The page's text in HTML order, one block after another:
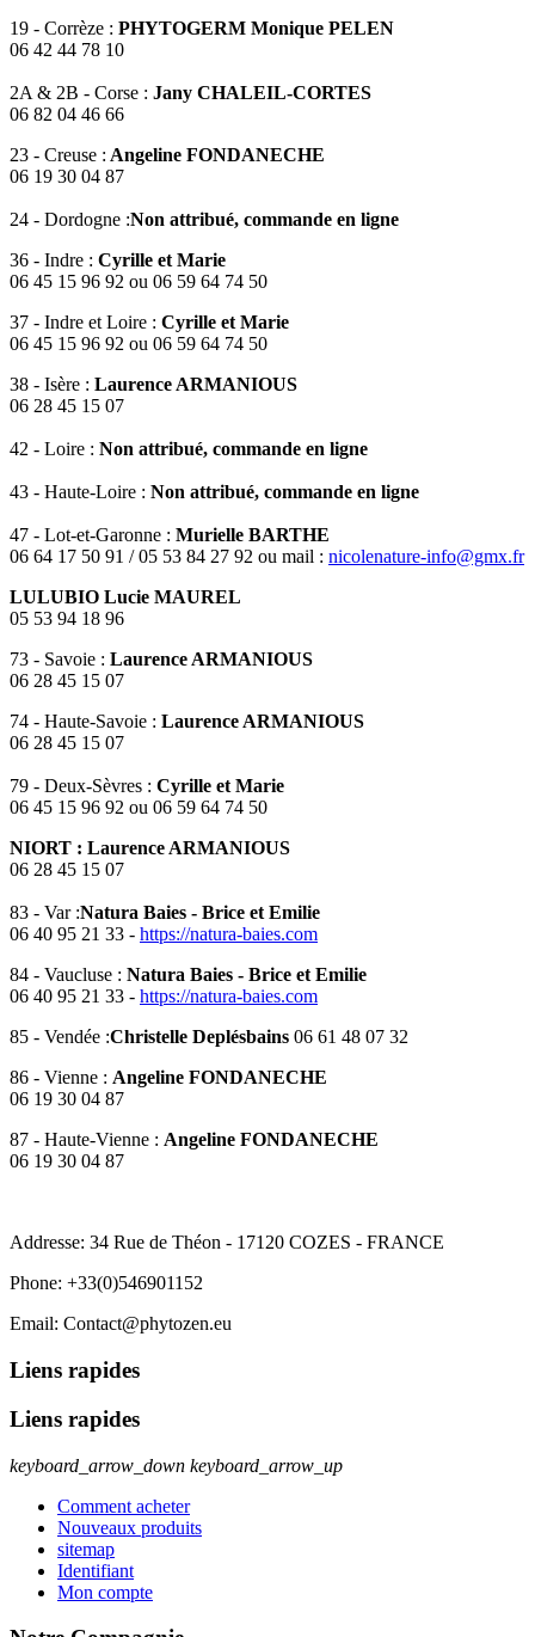
19 - Corrèze : PHYTOGERM Monique PELEN
06 42 44 78 10
2A & 2B - Corse : Jany CHALEIL-CORTES
06 82 04 46 66
23 - Creuse : Angeline FONDANECHE
06 19 30 04 87
24 - Dordogne :Non attribué, commande en ligne
36 - Indre : Cyrille et Marie
06 45 15 96 92 ou 06 59 64 74 50
37 - Indre et Loire : Cyrille et Marie
06 45 15 96 92 ou 06 59 64 74 50
38 - Isère : Laurence ARMANIOUS
06 28 45 15 07
42 - Loire : Non attribué, commande en ligne
43 - Haute-Loire : Non attribué, commande en ligne
47 - Lot-et-Garonne : Murielle BARTHE
06 64 17 50 91 / 05 53 84 27 92 ou mail : nicolenature-info@gmx.fr
LULUBIO Lucie MAUREL
05 53 94 18 96
73 - Savoie : Laurence ARMANIOUS
06 28 45 15 07
74 - Haute-Savoie : Laurence ARMANIOUS
06 28 45 15 07
79 - Deux-Sèvres : Cyrille et Marie
06 45 15 96 92 ou 06 59 64 74 50
NIORT : Laurence ARMANIOUS
06 28 45 15 07
83 - Var :Natura Baies - Brice et Emilie
06 40 95 21 33 - https://natura-baies.com
84 - Vaucluse : Natura Baies - Brice et Emilie
06 40 95 21 33 - https://natura-baies.com
85 - Vendée :Christelle Deplésbains 06 61 48 07 32
86 - Vienne : Angeline FONDANECHE
06 19 30 04 87
87 - Haute-Vienne : Angeline FONDANECHE
06 19 30 04 87
Addresse: 34 Rue de Théon - 17120 COZES - FRANCE
Phone: +33(0)546901152
Email: Contact@phytozen.eu
Liens rapides
Liens rapides
keyboard_arrow_down keyboard_arrow_up
Comment acheter
Nouveaux produits
sitemap
Identifiant
Mon compte